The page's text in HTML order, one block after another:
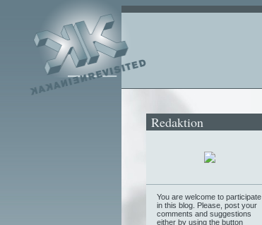
Redaktion
You are welcome to participate
in this blog. Please, post your
comments and suggestions
either by using the button